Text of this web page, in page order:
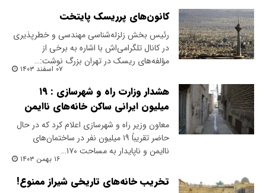
کانون‌های پرریسک پایتخت
رئیس بخش زلزله‌شناسی مهندسی و خطرپذیری
در کانال تلگرامی‌اش با اشاره به برخی از
مؤلفه‌های ریسک در تهران بزرگ نوشت:‌…
۰۷ اسفند ۱۴۰۳
هشدار وزارت راه و شهرسازی : ۱۹
میلیون ایرانی ساکن خانه‌های ناایمن
معاون وزیر راه و شهرسازی اعلام کرد که در حال
حاضر تقریباً ۱۹ میلیون نفر در ساختمان‌های
ناایمن و ناپایدار به مساحت ۱۷۰…
۱۶ بهمن ۱۴۰۳
تخریب خانه‌های تاریخی شیراز ممنوع!